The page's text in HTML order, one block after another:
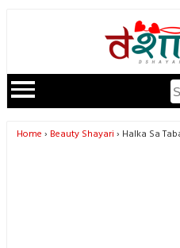
Home Beauty Shayari Halka Sa